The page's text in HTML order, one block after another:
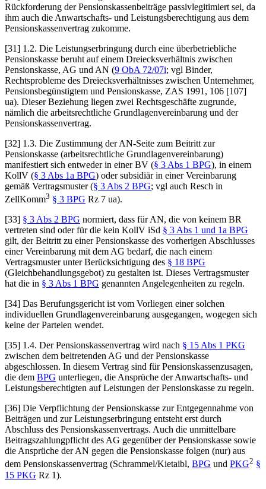
Rückforderung der Pensionskassenbeiträge passivlegitimiert sei, da
ihm auch die Anwartschafts- und Leistungsberechtigung aus dem
Pensionskassenvertrag zukomme.
[31] 1.2. Die Leistungserbringung durch eine überbetriebliche
Pensionskasse beruht auf einem Dreiecksverhältnis zwischen
Pensionskasse, AG und AN (9 ObA 72/07i; vgl Binder,
Rechtsprobleme des Dreiecksverhältnisses zwischen Unternehmer,
Pensionsbegünstigtem und Pensionskasse, ZAS 1991, 106 [107]
ua). Dieser Beziehung liegen zwei Rechtsgeschäfte zugrunde,
nämlich die arbeitsrechtliche Grundlagenvereinbarung und der
Pensionskassenvertrag.
[32] 1.3. Die Zustimmung der AN-Seite zum Beitritt zur
Pensionskasse (arbeitsrechtliche Grundlagenvereinbarung)
manifestiert sich entweder in einer BV (§ 3 Abs 1 BPG), in einem
KollV (§ 3 Abs 1a BPG) oder subsidiär in einer Vereinbarung
gemäß Vertragsmuster (§ 3 Abs 2 BPG; vgl auch Resch in
ZellKomm3 § 3 BPG Rz 7 ua).
[33] § 3 Abs 2 BPG normiert, dass für AN, die von keinem BR
vertreten sind oder für die kein KollV iSd § 3 Abs 1 und 1a BPG
gilt, der Beitritt zu einer Pensionskasse des vorherigen Abschlusses
einer Vereinbarung mit dem AG bedarf, die nach einem
Vertragsmuster unter Berücksichtigung des § 18 BPG
(Gleichbehandlungsgebot) zu gestalten ist. Dieses Vertragsmuster
hat die in § 3 Abs 1 BPG genannten Angelegenheiten zu regeln.
[34] Das Berufungsgericht ist vom Vorliegen einer solchen
individuellen Grundlagenvereinbarung ausgegangen, wogegen sich
keine der Parteien wendet.
[35] 1.4. Der Pensionskassenvertrag wird nach § 15 Abs 1 PKG
zwischen dem beitretenden AG und der Pensionskasse
abgeschlossen. In diesem Vertrag sind für Pensionskassenzusagen,
die dem BPG unterliegen, die Ansprüche der Anwartschafts- und
Leistungsberechtigten auf Leistungen der Pensionskasse zu regeln.
[36] Die Verpflichtung der Pensionskasse zur Entgegennahme von
Beiträgen und zur Leistungserbringung entsteht erst durch
Abschluss des Pensionskassenvertrags. Auch die unmittelbare
Beitragszahlungpflicht des AG gegenüber der Pensionskasse sowie
die Ansprüche der AN gegen die Pensionskasse folgen (nur) aus
dem Pensionskassenvertrag (Schrammel/Kietaibl, BPG und PKG2 §
15 PKG Rz 1).